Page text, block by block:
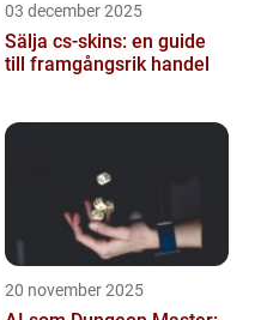
03 december 2025
Sälja cs-skins: en guide
till framgångsrik handel
20 november 2025